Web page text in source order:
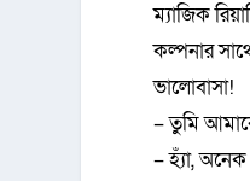
ম্যাজিক
কল্পনার
ভালোবাসা!
– তুমি
– হ্যাঁ,